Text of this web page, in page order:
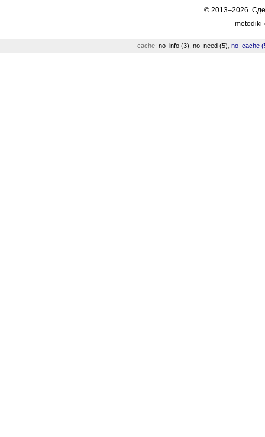
© 2013–2026.
cache: no_info (3) no_need (5) no_cache